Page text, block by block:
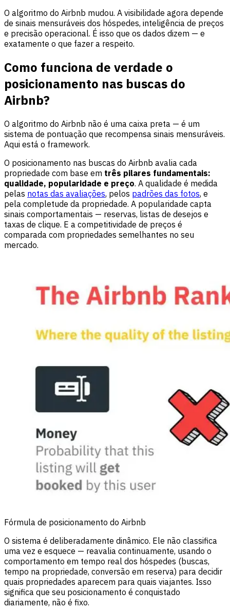
O algoritmo do Airbnb mudou. A visibilidade agora depende
de sinais mensuráveis dos hóspedes, inteligência de preços
e precisão operacional. É isso que os dados dizem — e
exatamente o que fazer a respeito.
Como funciona de verdade o
posicionamento nas buscas do
Airbnb?
O algoritmo do Airbnb não é uma caixa preta — é um
sistema de pontuação que recompensa sinais mensuráveis.
Aqui está o framework.
O posicionamento nas buscas do Airbnb avalia cada
propriedade com base em três pilares fundamentais:
qualidade, popularidade e preço. A qualidade é medida
pelas notas das avaliações, pelos padrões das fotos, e
pela completude da propriedade. A popularidade capta
sinais comportamentais — reservas, listas de desejos e
taxas de clique. E a competitividade de preços é
comparada com propriedades semelhantes no seu
mercado.
Fórmula de posicionamento do Airbnb
O sistema é deliberadamente dinâmico. Ele não classifica
uma vez e esquece — reavalia continuamente, usando o
comportamento em tempo real dos hóspedes (buscas,
tempo na propriedade, conversão em reserva) para decidir
quais propriedades aparecem para quais viajantes. Isso
significa que seu posicionamento é conquistado
diariamente, não é fixo.